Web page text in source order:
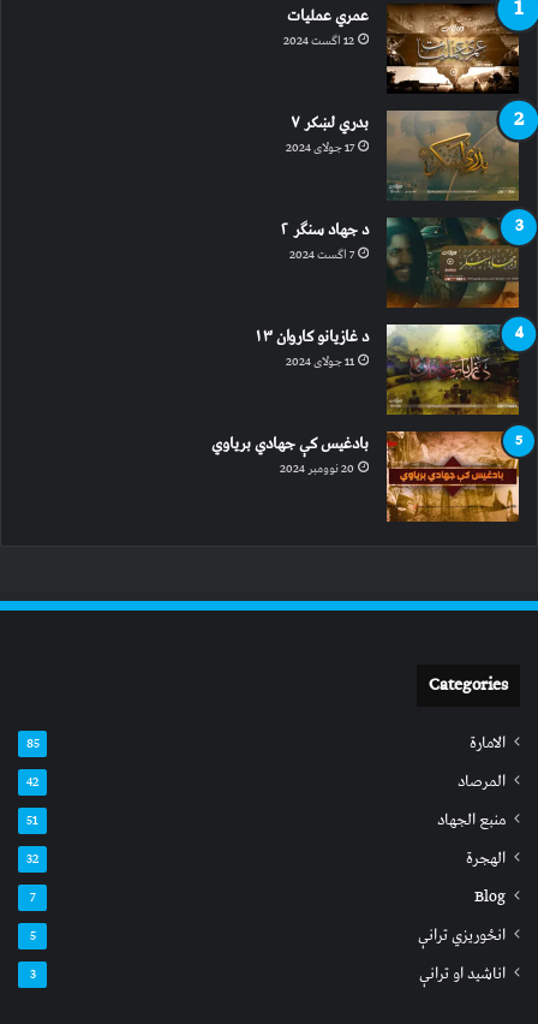
عمري عملیات
12 اگست 2024
بدري لښکر ۷
17 جولای 2024
د جهاد سنګر ۲
7 اگست 2024
د غازیانو کاروان ۱۳
11 جولای 2024
بادغیس کې جهادي بریاوي
20 نوومبر 2024
Categories
الامارة 85
المرصاد 42
منبع الجهاد 51
الهجرة 32
Blog
7
انځوریزي ترانې 5
اناشید او ترانې 3